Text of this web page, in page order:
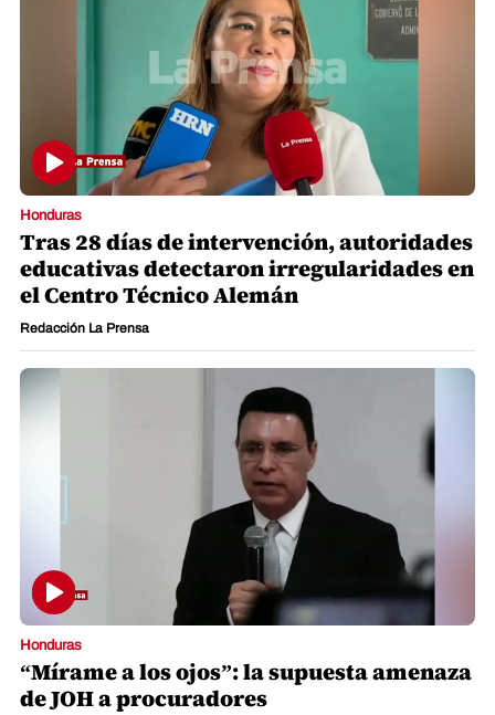
Honduras
Tras 28 días de intervención, autoridades
educativas detectaron irregularidades en
el Centro Técnico Alemán
Redacción La Prensa
Honduras
“Mírame a los ojos”: la supuesta amenaza
de JOH a procuradores